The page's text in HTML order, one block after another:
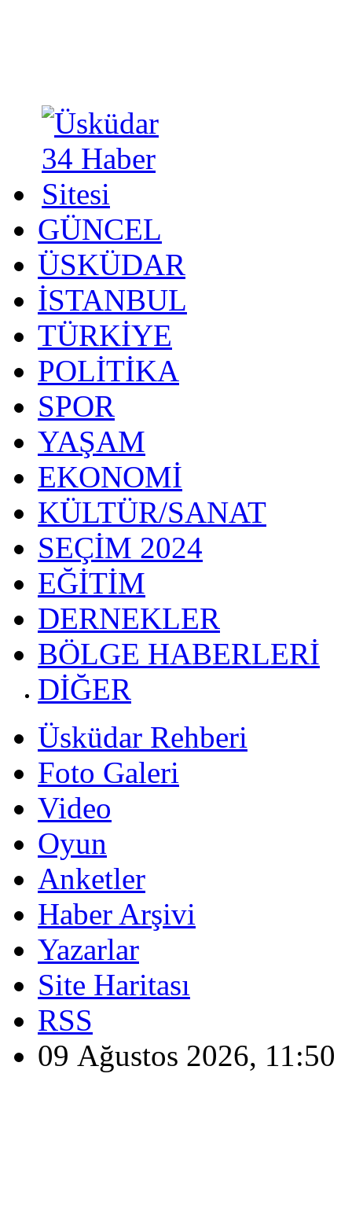
GÜNCEL
ÜSKÜDAR
İSTANBUL
TÜRKİYE
POLİTİKA
SPOR
YAŞAM
EKONOMİ
KÜLTÜR/SANAT
SEÇİM 2024
EĞİTİM
DERNEKLER
BÖLGE HABERLERİ
DİĞER
Üsküdar Rehberi
Foto Galeri
Video
Oyun
Anketler
Haber Arşivi
Yazarlar
Site Haritası
RSS
09 Ağustos 2026, 11:50